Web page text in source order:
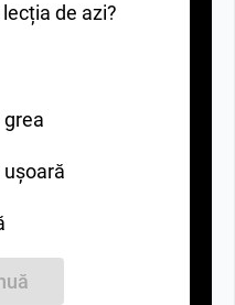
de azi?
grea